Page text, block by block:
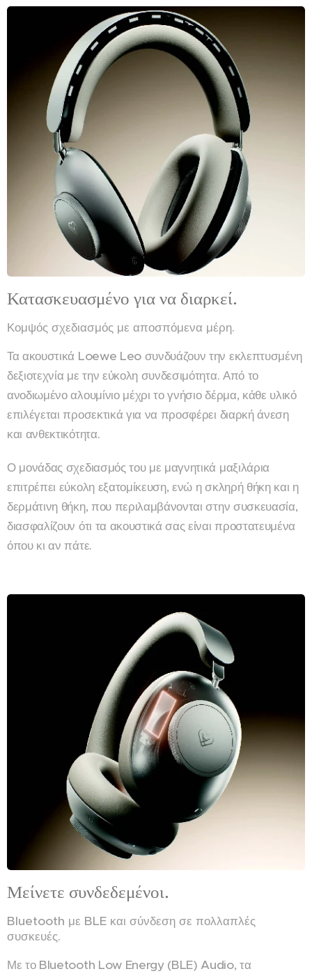
Κατασκευασμένο για να διαρκεί.
Κομψός σχεδιασμός με αποσπόμενα μέρη.
Τα ακουστικά Loewe Leo συνδυάζουν την εκλεπτυσμένη
δεξιοτεχνία με την εύκολη συνδεσιμότητα. Από το
ανοδιωμένο αλουμίνιο μέχρι το γνήσιο δέρμα, κάθε υλικό
επιλέγεται προσεκτικά για να προσφέρει διαρκή άνεση
και ανθεκτικότητα.
Ο μονάδας σχεδιασμός του με μαγνητικά μαξιλάρια
επιτρέπει εύκολη εξατομίκευση, ενώ η σκληρή θήκη και η
δερμάτινη θήκη, που περιλαμβάνονται στην συσκευασία,
διασφαλίζουν ότι τα ακουστικά σας είναι προστατευμένα
όπου κι αν πάτε.
Μείνετε συνδεδεμένοι.
Bluetooth με BLE και σύνδεση σε πολλαπλές
συσκευές.
Με το Bluetooth Low Energy (BLE) Audio, τα